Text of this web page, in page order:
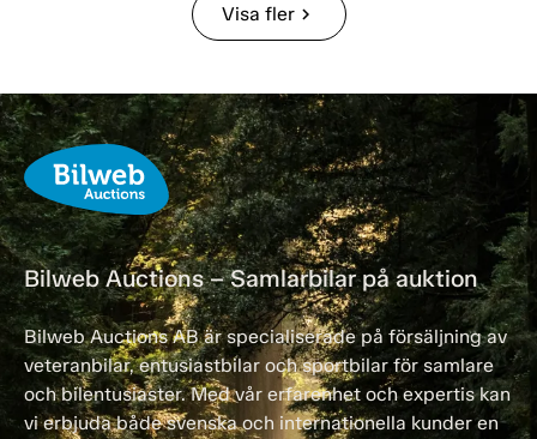
Visa flerchevron_right
Bilweb Auctions – Samlarbilar på auktion
Bilweb Auctions AB är specialiserade på försäljning av
veteranbilar, entusiastbilar och sportbilar för samlare
och bilentusiaster. Med vår erfarenhet och expertis kan
vi erbjuda både svenska och internationella kunder en